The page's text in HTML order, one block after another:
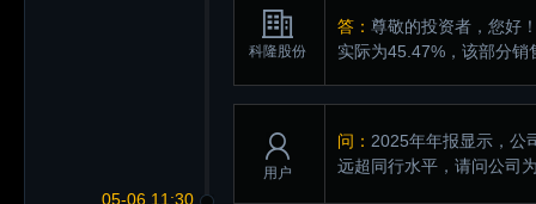
科隆股份
答： 尊敬的投资者，您好
实际为45.47%，该部分
05-06 11:30
用户
问： 2025年年报显示，公
远超同行水平，请问公司